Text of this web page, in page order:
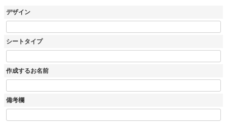
デザイン
シートタイプ
作成するお名前
備考欄